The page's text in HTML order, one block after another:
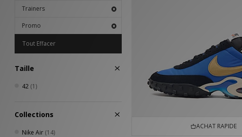
Trainers
Promo
Tout Effacer
Taille
42 (1)
Collections
Nike Air (14)
ACHAT RAPIDE